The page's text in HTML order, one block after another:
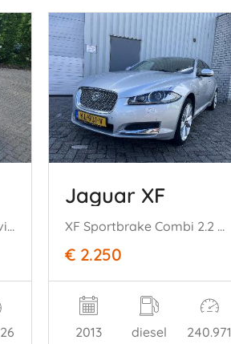
20d Aut. Rsport Pano Navi Led
Jaguar XF
XF Sportbrake Combi 2.2 D S 16V (224DT(DW12C)) [147kW] (09-2012/04-20= 14)
€ 2.250
2013 diesel 240.971